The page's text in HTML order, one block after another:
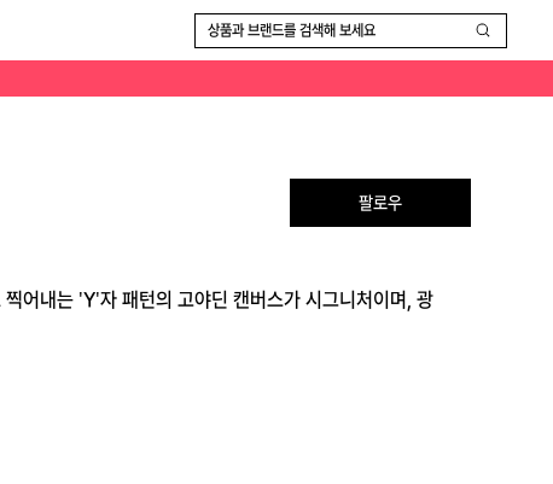
상품과 브랜드를 검색해 보세요
팔로우
어내는 'Y'자 패턴의 고야딘 캔버스가 시그니처이며, 광